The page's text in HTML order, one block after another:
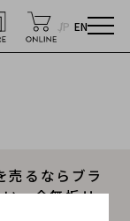
JP EN
売るならブラ
。金無垢リ